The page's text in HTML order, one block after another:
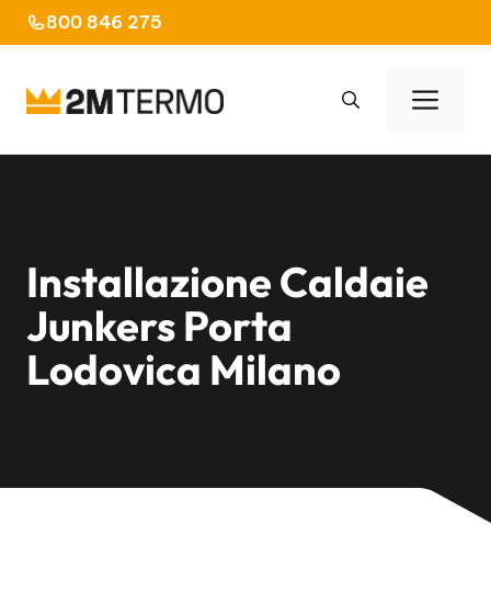
al
800 846 275
Installazione Caldaie
Junkers Porta
Lodovica Milano